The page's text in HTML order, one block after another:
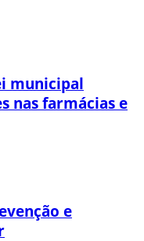
municipal
nas farmácias e
e